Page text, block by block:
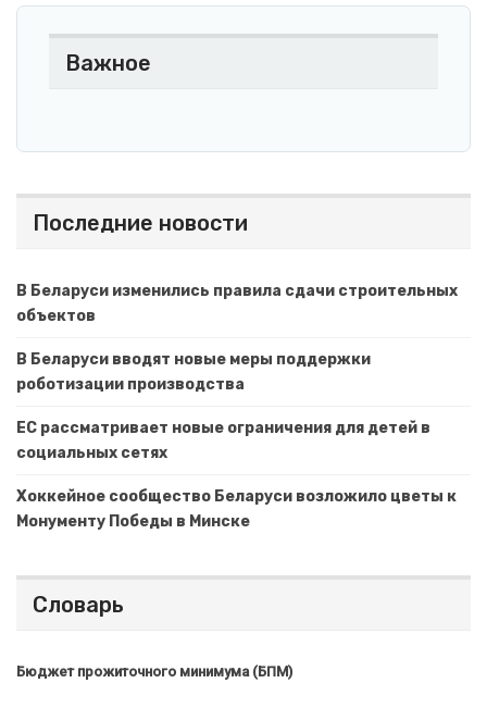
Важное
Последние новости
В Беларуси изменились правила сдачи строительных
объектов
В Беларуси вводят новые меры поддержки
роботизации производства
ЕС рассматривает новые ограничения для детей в
социальных сетях
Хоккейное сообщество Беларуси возложило цветы к
Монументу Победы в Минске
Словарь
Бюджет прожиточного минимума (БПМ)